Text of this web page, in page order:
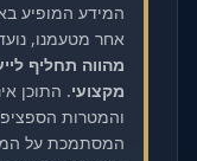
המידע המופיע
אחר מטעמנו,
מהווה תחליף
מקצועי. התוכן
והמטרות
המסתמכת על